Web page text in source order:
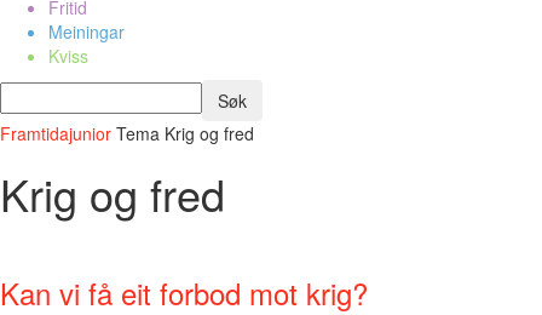
Fritid
Meiningar
Kviss
Framtidajunior Tema Krig og fred
Krig og fred
Kan vi få eit forbod mot krig?